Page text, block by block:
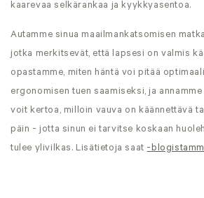
kaarevaa selkärankaa ja kyykkyasentoa.
Autamme sinua maailmankatsomisen
jotka merkitsevät, että lapsesi on valmis
opastamme, miten häntä voi pitää
ergonomisen tuen saamiseksi, ja
voit kertoa, milloin vauva on käännettävä
päin - jotta sinun ei tarvitse koskaan
tulee ylivilkas. Lisätietoja saat -